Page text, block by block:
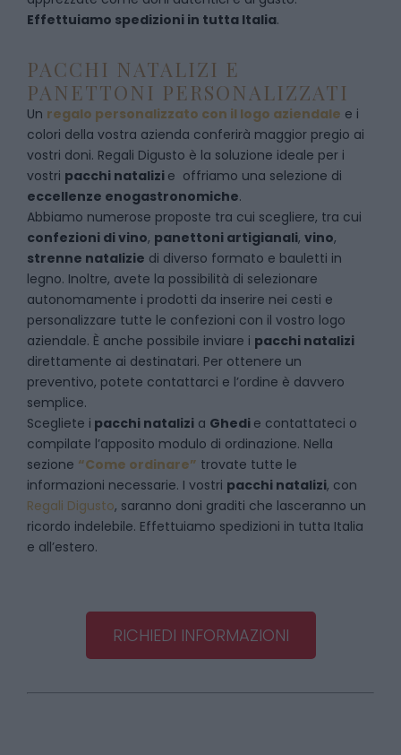
Effettuiamo spedizioni in tutta Italia.
PACCHI NATALIZI E
PANETTONI PERSONALIZZATI
Un regalo personalizzato con il logo aziendale e i
colori della vostra azienda conferirà maggior pregio ai
vostri doni. Regali Digusto è la soluzione ideale per i
vostri pacchi natalizi e offriamo una selezione di
eccellenze enogastronomiche.
Abbiamo numerose proposte tra cui scegliere, tra cui
confezioni di vino, panettoni artigianali, vino,
strenne natalizie di diverso formato e bauletti in
legno. Inoltre, avete la possibilità di selezionare
autonomamente i prodotti da inserire nei cesti e
personalizzare tutte le confezioni con il vostro logo
aziendale. È anche possibile inviare i pacchi natalizi
direttamente ai destinatari. Per ottenere un
preventivo, potete contattarci e l’ordine è davvero
semplice.
Scegliete i pacchi natalizi a Ghedi e contattateci o
compilate l’apposito modulo di ordinazione. Nella
sezione “Come ordinare” trovate tutte le
informazioni necessarie. I vostri pacchi natalizi, con
Regali Digusto, saranno doni graditi che lasceranno un
ricordo indelebile. Effettuiamo spedizioni in tutta Italia
e all’estero.
RICHIEDI INFORMAZIONI